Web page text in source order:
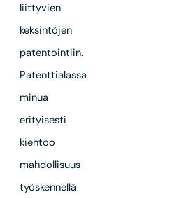
liittyvien
keksintöjen
patentointiin.
Patenttialassa
minua
erityisesti
kiehtoo
mahdollisuus
työskennellä